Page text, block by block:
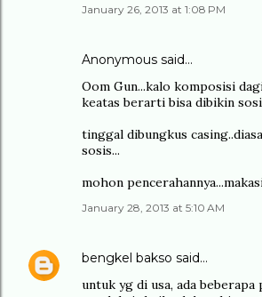
January 26, 2013 at 1:08 PM
Anonymous said…
Oom Gun...kalo komposisi
keatas berarti bisa dibikin
tinggal dibungkus
sosis...
mohon
January 28, 2013 at 5:10 AM
bengkel bakso said…
untuk yg di usa, ada beberapa